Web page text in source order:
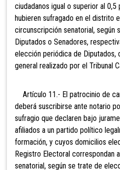
ciudadanos igual o superior al
hubieren sufragado en el distrito
circunscripción senatorial, según
Diputados o Senadores,
elección periódica de Diputados,
general realizado por el Tribunal
Artículo 11.- El patrocinio de
deberá suscribirse ante notario
sufragio que declaren bajo
afiliados a un partido político
formación, y cuyos domicilios
Registro Electoral correspondan
senatorial, según se trate de